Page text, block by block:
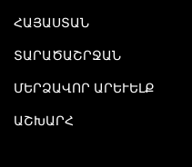
ՀԱՅԱՍՏԱՆ
ՏԱՐԱԾԱՇՐՋԱՆ
ՄԵՐՁԱՎՈՐ ԱՐԵՒԵԼՔ
ԱՇԽԱՐՀ